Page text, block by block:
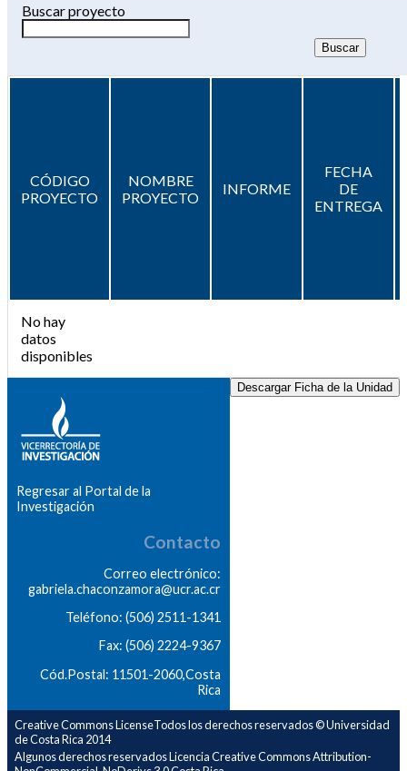
Buscar proyecto
CÓDIGO
PROYECTO
NOMBRE
PROYECTO
INFORME
FECHA
DE
ENTREGA
No hay
datos
disponibles
Descargar Ficha de la Unidad
Regresar al Portal de la
Investigación
Contacto
Correo electrónico:
gabriela.chaconzamora@ucr.ac.cr
Teléfono: (506) 2511-1341
Fax: (506) 2224-9367
Cód.Postal: 11501-2060,Costa
Rica
Creative Commons LicenseTodos los derechos reservados © Universidad
de Costa Rica 2014
Algunos derechos reservados Licencia Creative Commons Attribution-